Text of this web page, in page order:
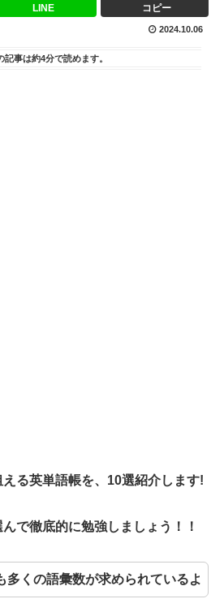
LINE コピー
2024.10.06
記事は約4分で読めます。
る英単語帳を、10選紹介します!
で徹底的に勉強しましょう！！
多くの語彙数が求められているよ